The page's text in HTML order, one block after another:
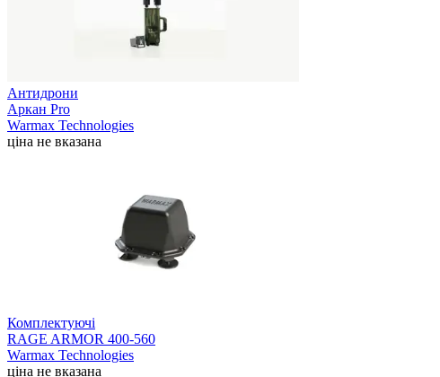
Антидрони
Аркан Pro
Warmax Technologies
ціна не вказана
Комплектуючі
RAGE ARMOR 400-560
Warmax Technologies
ціна не вказана